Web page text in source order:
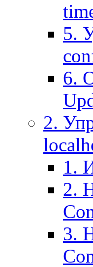
5.
6.
2.
1.
2.
3.